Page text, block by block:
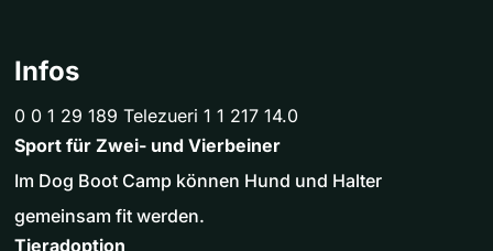
Infos
0 0 1 29 189 Telezueri 1 1 217 14.0
Sport für Zwei- und Vierbeiner
Im Dog Boot Camp können Hund und Halter
gemeinsam fit werden.
Tieradoption